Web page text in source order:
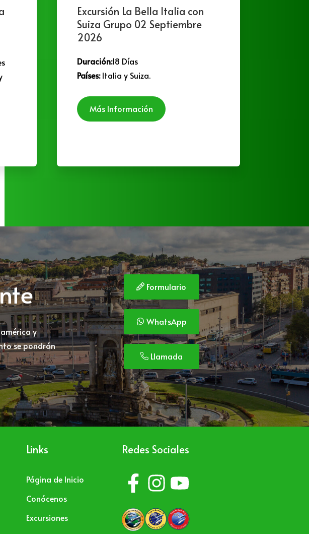
Excursión La Bella Italia con
Suiza Grupo 02 Septiembre
2026
Duración:18 Días
Países:Italia y Suiza.
Más Información
y
se pondrán
Formulario
WhatsApp
Llamada
Links
Página de Inicio
Conócenos
Excursiones
Redes Sociales